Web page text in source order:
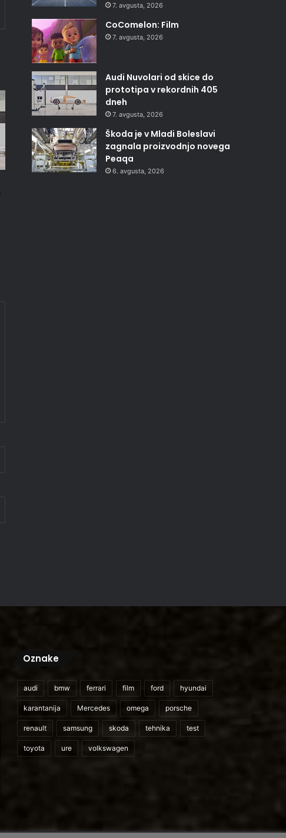
7. avgusta, 2026
CoComelon: Film
7. avgusta, 2026
Audi Nuvolari od skice do
prototipa v rekordnih 405
dneh
7. avgusta, 2026
Škoda je v Mladi Boleslavi
zagnala proizvodnjo novega
Peaqa
6. avgusta, 2026
Oznake
audi bmw ferrari film ford hyundai
karantanija Mercedes omega porsche
renault samsung skoda tehnika test
toyota ure volkswagen